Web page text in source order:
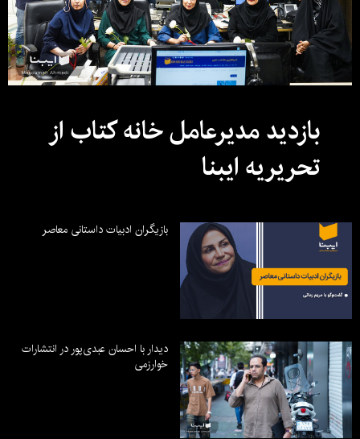
بازدید مدیرعامل خانه کتاب از
تحریریه ایبنا
بازیگران ادبیات داستانی معاصر
دیدار با احسان عبدی‌پور در انتشارات
خوارزمی